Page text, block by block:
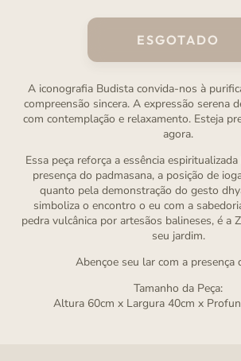
ESGOTADO
A iconografia Budista convida-nos à
compreensão sincera. A expressão serena
com contemplação e relaxamento. Esteja
agora.
Essa peça reforça a essência
presença do padmasana, a posição de
quanto pela demonstração do gesto
simboliza o encontro o eu com a
pedra vulcânica por artesãos balineses, é a
seu jardim.
Abençoe seu lar com a presença
Tamanho da Peça:
Altura 60cm x Largura 40cm x